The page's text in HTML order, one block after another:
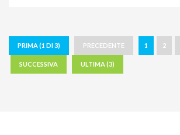
PRIMA (1 DI 3) PRECEDENTE 1 2
SUCCESSIVA ULTIMA (3)